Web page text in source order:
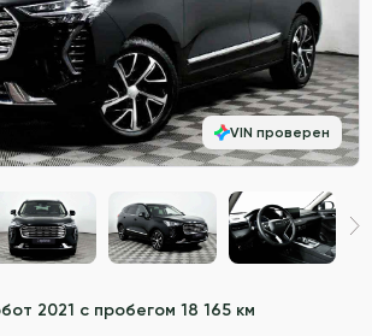
2021 с пробегом 18 165 км
VIN проверен